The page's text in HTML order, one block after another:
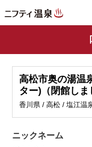
高松市奥の湯温
ター)（閉館しま
香川県 / 高松 / 塩江温
ニックネーム